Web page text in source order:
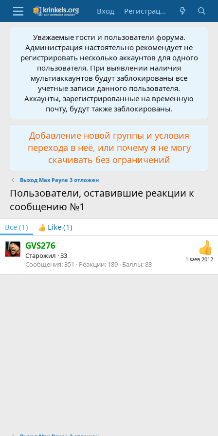
Вход Регистрация
Уважаемые гости и пользователи форума.
Администрация настоятельно рекомендует не
регистрировать несколько аккаунтов для одного
пользователя. При выявлении наличия
мультиаккаунтов будут заблокированы все
учетные записи данного пользователя.
Аккаунты, зарегистрированные на временную
почту, будут также заблокированы.
Добавление новой группы и условия
перехода в неё, или почему я не могу
скачивать без ограничений
Выход Max Payne 3 отложен
Пользователи, оставившие реакции к
сообщению №1
Все (1) Like (1)
1 Фев 2012
GVS276
Старожил ·33
Сообщения 351 Реакции 189 Баллы 83